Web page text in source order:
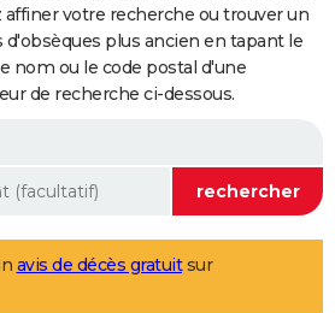
affiner votre recherche ou trouver un
d'obsèques plus ancien en tapant le
nom ou le code postal d'une
de recherche ci-dessous.
avis de décès gratuitsur